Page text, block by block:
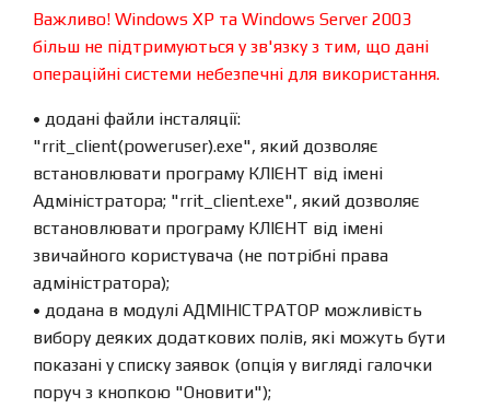
Важливо! Windows XP та Windows Server 2003
більш не підтримуються у зв'язку з тим, що дані
операційні системи небезпечні для використання.
• додані файли інсталяції:
"rrit_client(poweruser).exe", який дозволяє
встановлювати програму КЛІЄНТ від імені
Адміністратора; "rrit_client.exe", який дозволяє
встановлювати програму КЛІЄНТ від імені
звичайного користувача (не потрібні права
адміністратора);
• додана в модулі АДМІНІСТРАТОР можливість
вибору деяких додаткових полів, які можуть бути
показані у списку заявок (опція у вигляді галочки
поруч з кнопкою "Оновити");